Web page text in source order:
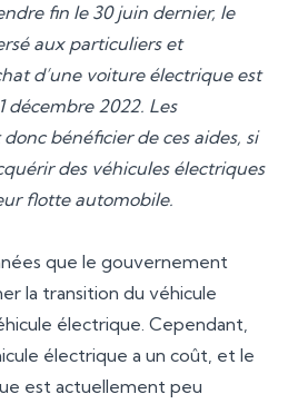
fin le 30 juin dernier, le
aux particuliers et
d’une voiture électrique est
décembre 2022. Les
bénéficier de ces aides, si
des véhicules électriques
flotte automobile.
que le gouvernement
la transition du véhicule
électrique. Cependant,
électrique a un coût, et le
est actuellement peu